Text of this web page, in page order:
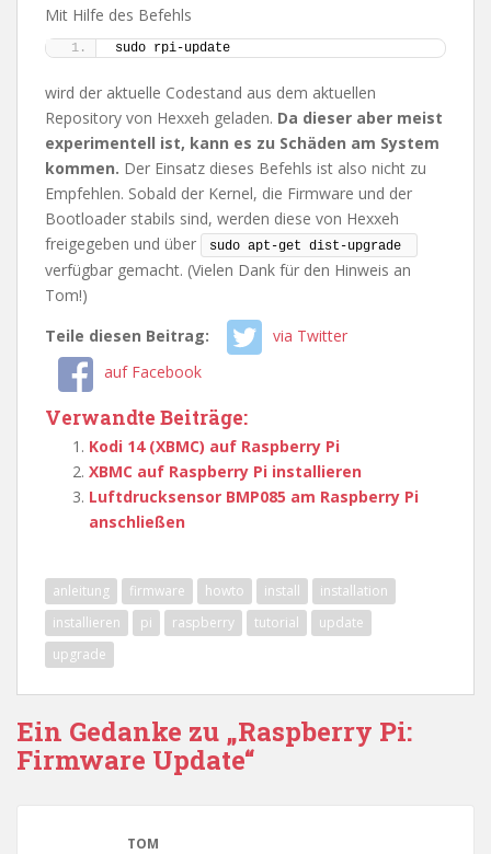
Mit Hilfe des Befehls
sudo rpi-update
wird der aktuelle Codestand aus dem aktuellen
Repository von Hexxeh geladen. Da dieser aber meist
experimentell ist, kann es zu Schäden am System
kommen. Der Einsatz dieses Befehls ist also nicht zu
Empfehlen. Sobald der Kernel, die Firmware und der
Bootloader stabils sind, werden diese von Hexxeh
freigegeben und über
sudo apt-get dist-upgrade
verfügbar gemacht. (Vielen Dank für den Hinweis an
Tom!)
Teile diesen Beitrag:
via Twitter
auf Facebook
Verwandte Beiträge:
Kodi 14 (XBMC) auf Raspberry Pi
XBMC auf Raspberry Pi installieren
Luftdrucksensor BMP085 am Raspberry Pi
anschließen
anleitung firmware howto install
installation
installieren
pi raspberry tutorial
update
upgrade
Ein Gedanke zu „Raspberry Pi:
Firmware Update“
TOM